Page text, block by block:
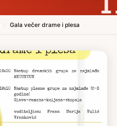
Gala večer drame i plesa